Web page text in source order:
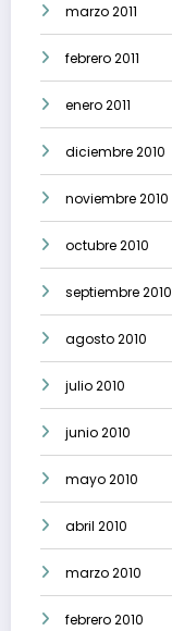
marzo 2011
febrero 2011
enero 2011
diciembre 2010
noviembre 2010
octubre 2010
septiembre 2010
agosto 2010
julio 2010
junio 2010
mayo 2010
abril 2010
marzo 2010
febrero 2010